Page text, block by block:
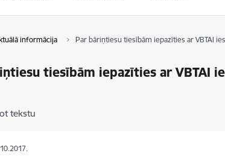
informācija Par bāriņtiesu tiesībām iepazīties ar VBTAI
tiesībām iepazīties ar VBTAI
tekstu